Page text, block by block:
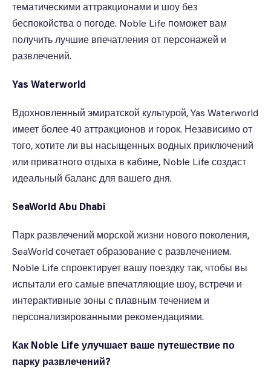
тематическими аттракционами и шоу без
беспокойства о погоде. Noble Life поможет вам
получить лучшие впечатления от персонажей и
развлечений.
Yas Waterworld
Вдохновленный эмиратской культурой, Yas Waterworld
имеет более 40 аттракционов и горок. Независимо от
того, хотите ли вы насыщенных водных приключений
или приватного отдыха в кабине, Noble Life создаст
идеальный баланс для вашего дня.
SeaWorld Abu Dhabi
Парк развлечений морской жизни нового поколения,
SeaWorld сочетает образование с развлечением.
Noble Life спроектирует вашу поездку так, чтобы вы
испытали его самые впечатляющие шоу, встречи и
интерактивные зоны с плавным течением и
персонализированными рекомендациями.
Как Noble Life улучшает ваше путешествие по
парку развлечений?